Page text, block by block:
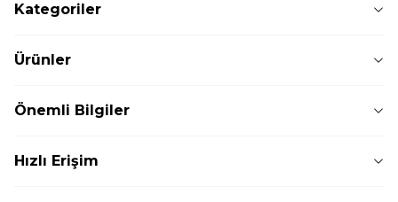
Kategoriler
Ürünler
Önemli Bilgiler
Hızlı Erişim